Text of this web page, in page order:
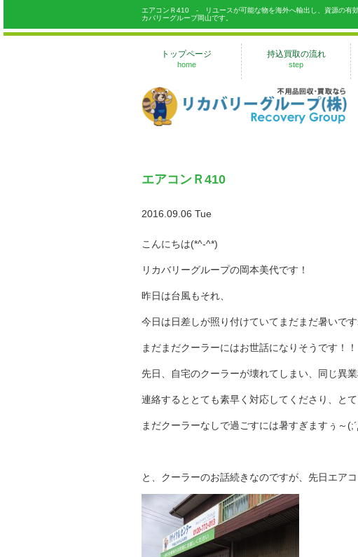
エアコンＲ410 - リユースが可能な物を海外へ輸出し、資源の有
カバリーグループ岡山です。
トップページ
home
持込買取の流れ
step
エアコンＲ410
2016.09.06 Tue
こんにちは(*^-^*)
リカバリーグループの岡本美代です！
昨日は台風もそれ、
今日は日差しが照り付けていてまだまだ暑いで
まだまだクーラーにはお世話になりそうです！！
先日、自宅のクーラーが壊れてしまい、同じ異
連絡するととても素早く対応してくださり、とて
まだクーラーなしで過ごすには暑すぎますぅ～
と、クーラーのお話続きなのですが、先日エア